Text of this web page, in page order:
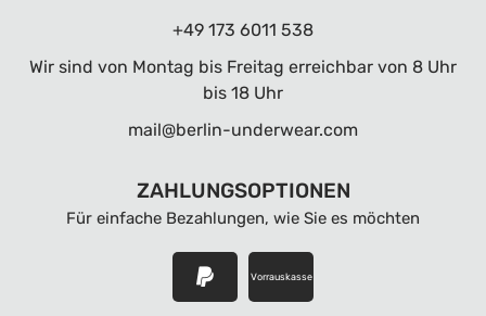
+49 173 6011 538
Wir sind von Montag bis Freitag erreichbar von 8 Uhr
bis 18 Uhr
mail@berlin-underwear.com
ZAHLUNGSOPTIONEN
Für einfache Bezahlungen, wie Sie es möchten
Vorrauskasse